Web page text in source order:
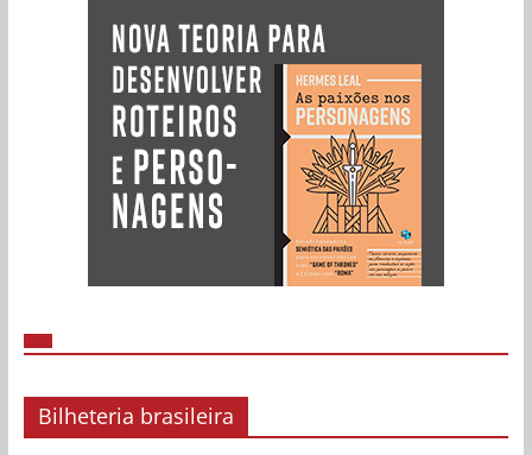
Bilheteria brasileira